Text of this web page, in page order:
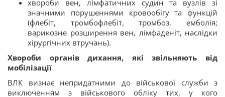
хвороби вен, лімфатичних судин та вузлів зі
значними порушеннями кровообігу та функцій
(флебіт, тромбофлебіт, тромбоз, емболія;
варикозне розширення вен, лімфаденіт, наслідки
хірургічних втручань).
Хвороби органів дихання, які звільняють від
мобілізації
ВЛК визнає непридатними до військової служби з
виключенням з військового обліку тих, у кого